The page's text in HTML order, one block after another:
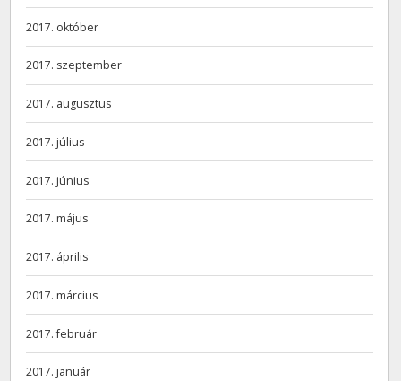
2017. október
2017. szeptember
2017. augusztus
2017. július
2017. június
2017. május
2017. április
2017. március
2017. február
2017. január